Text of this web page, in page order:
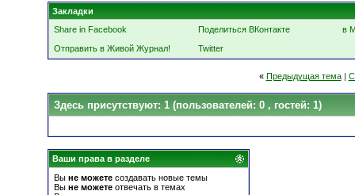
Закладки
Share in Facebook
Поделиться ВКонтакте
в
Отправить в Живой Журнал!
Twitter
« Предыдущая тема|
Здесь присутствуют: 1 (пользователей: 0 , гостей: 1)
Ваши права в разделе
Вы не можете создавать новые темы
Вы не можете отвечать в темах